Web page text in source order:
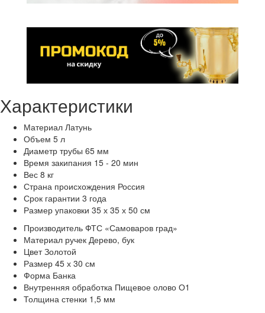
Характеристики
Материал Латунь
Объем 5 л
Диаметр трубы 65 мм
Время закипания 15 - 20 мин
Вес 8 кг
Страна происхождения Россия
Срок гарантии 3 года
Размер упаковки 35 х 35 х 50 см
Производитель ФТС «Самоваров град»
Материал ручек Дерево, бук
Цвет Золотой
Размер 45 х 30 см
Форма Банка
Внутренняя обработка Пищевое олово О1
Толщина стенки 1,5 мм